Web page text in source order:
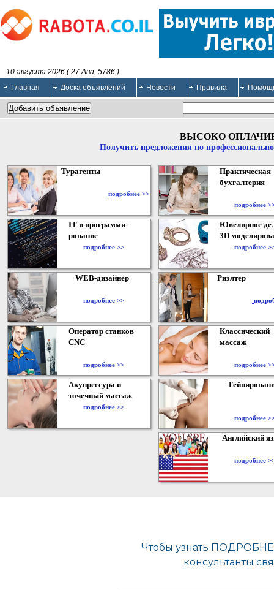
10 августа 2026 ( 27 Ава, 5786 ).
Главная
Доска объявлений Новости Правила
ВЫСОКО
Получить предложения по
Турагенты
подробнее >>
Практическая
бухгалтерия
подробнее
IT и программи-
рование
подробнее >>
Ювелирное
3D
подробнее
WEB-дизайнер
подробнее >>
Риэлтер
Оператор станков
CNC
подробнее >>
Классический
массаж
подробнее
Акупрессура и
точечный массаж
подробнее >>
подробнее
Английский
подробнее